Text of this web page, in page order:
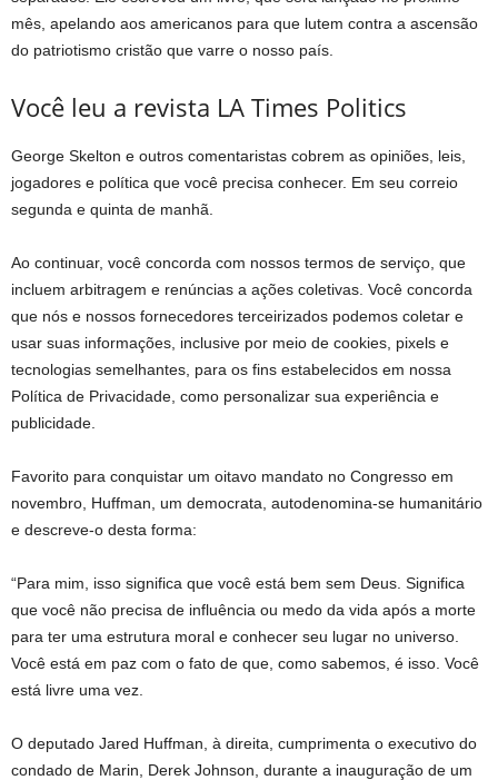
mês, apelando aos americanos para que lutem contra a ascensão
do patriotismo cristão que varre o nosso país.
Você leu a revista LA Times Politics
George Skelton e outros comentaristas cobrem as opiniões, leis,
jogadores e política que você precisa conhecer. Em seu correio
segunda e quinta de manhã.
Ao continuar, você concorda com nossos termos de serviço, que
incluem arbitragem e renúncias a ações coletivas. Você concorda
que nós e nossos fornecedores terceirizados podemos coletar e
usar suas informações, inclusive por meio de cookies, pixels e
tecnologias semelhantes, para os fins estabelecidos em nossa
Política de Privacidade, como personalizar sua experiência e
publicidade.
Favorito para conquistar um oitavo mandato no Congresso em
novembro, Huffman, um democrata, autodenomina-se humanitário
e descreve-o desta forma:
“Para mim, isso significa que você está bem sem Deus. Significa
que você não precisa de influência ou medo da vida após a morte
para ter uma estrutura moral e conhecer seu lugar no universo.
Você está em paz com o fato de que, como sabemos, é isso. Você
está livre uma vez.
O deputado Jared Huffman, à direita, cumprimenta o executivo do
condado de Marin, Derek Johnson, durante a inauguração de um